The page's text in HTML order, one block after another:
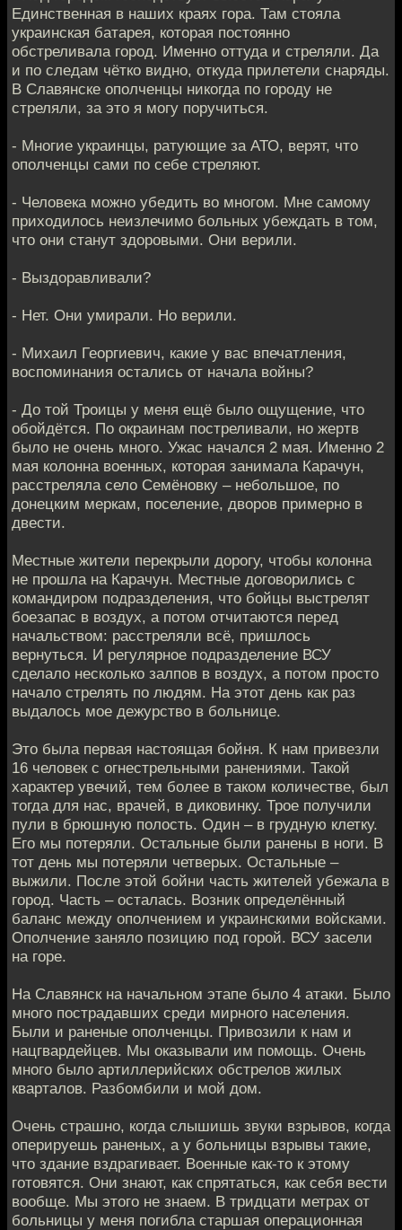
Единственная в наших краях гора. Там стояла
украинская батарея, которая постоянно
обстреливала город. Именно оттуда и стреляли. Да
и по следам чётко видно, откуда прилетели снаряды.
В Славянске ополченцы никогда по городу не
стреляли, за это я могу поручиться.
- Многие украинцы, ратующие за АТО, верят, что
ополченцы сами по себе стреляют.
- Человека можно убедить во многом. Мне самому
приходилось неизлечимо больных убеждать в том,
что они станут здоровыми. Они верили.
- Выздоравливали?
- Нет. Они умирали. Но верили.
- Михаил Георгиевич, какие у вас впечатления,
воспоминания остались от начала войны?
- До той Троицы у меня ещё было ощущение, что
обойдётся. По окраинам постреливали, но жертв
было не очень много. Ужас начался 2 мая. Именно 2
мая колонна военных, которая занимала Карачун,
расстреляла село Семёновку – небольшое, по
донецким меркам, поселение, дворов примерно в
двести.
Местные жители перекрыли дорогу, чтобы колонна
не прошла на Карачун. Местные договорились с
командиром подразделения, что бойцы выстрелят
боезапас в воздух, а потом отчитаются перед
начальством: расстреляли всё, пришлось
вернуться. И регулярное подразделение ВСУ
сделало несколько залпов в воздух, а потом просто
начало стрелять по людям. На этот день как раз
выдалось мое дежурство в больнице.
Это была первая настоящая бойня. К нам привезли
16 человек с огнестрельными ранениями. Такой
характер увечий, тем более в таком количестве, был
тогда для нас, врачей, в диковинку. Трое получили
пули в брюшную полость. Один – в грудную клетку.
Его мы потеряли. Остальные были ранены в ноги. В
тот день мы потеряли четверых. Остальные –
выжили. После этой бойни часть жителей убежала в
город. Часть – осталась. Возник определённый
баланс между ополчением и украинскими войсками.
Ополчение заняло позицию под горой. ВСУ засели
на горе.
На Славянск на начальном этапе было 4 атаки. Было
много пострадавших среди мирного населения.
Были и раненые ополченцы. Привозили к нам и
нацгвардейцев. Мы оказывали им помощь. Очень
много было артиллерийских обстрелов жилых
кварталов. Разбомбили и мой дом.
Очень страшно, когда слышишь звуки взрывов, когда
оперируешь раненых, а у больницы взрывы такие,
что здание вздрагивает. Военные как-то к этому
готовятся. Они знают, как спрятаться, как себя вести
вообще. Мы этого не знаем. В тридцати метрах от
больницы у меня погибла старшая операционная